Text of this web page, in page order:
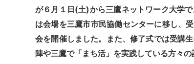
が６月１ 日(土)から三鷹ネットワーク大学
は会場を三鷹市市民協働センターに移し、
会を開催しました。また、修了式では受講
陣や三鷹で「まち活」を実践している方々の